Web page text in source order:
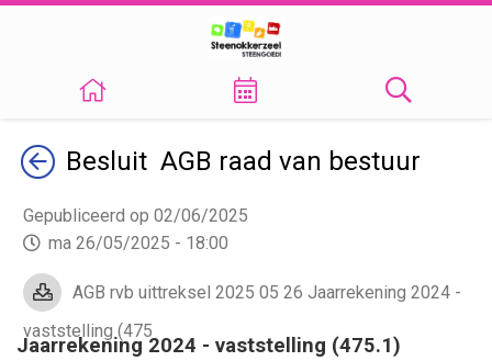
TerugBesluit AGB raad van bestuur
Gepubliceerd op 02/06/2025
ma 26/05/2025 - 18:00
AGB rvb uittreksel 2025 05 26 Jaarrekening 2024 -
vaststelling (475
Jaarrekening 2024 - vaststelling (475.1)